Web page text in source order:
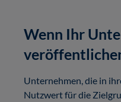
Wenn Ihr
Unternehmen, die in
Nutzwert für die